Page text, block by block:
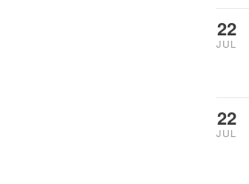
22
JUL
22
JUL